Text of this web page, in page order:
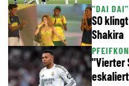
"DAI DAI"
SO
Shakira
"Vierter